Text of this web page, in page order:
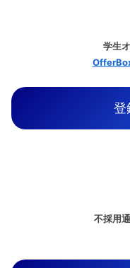
学生
登
不採用